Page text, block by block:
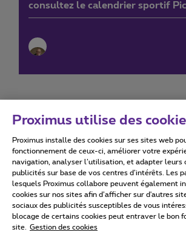
consultez le calendrier sportif
Conditions d'utilisation
Tous droits réservés. © 2026 Proximus
Conditions générales, info consommateur
Proximus utilise des
Proximus installe des cookies sur ses sites web
fonctionnement de ceux-ci, améliorer votre
navigation, analyser l’utilisation, et adapter leurs
publicités sur base de vos centres d’intérêts. Les
lesquels Proximus collabore peuvent également
cookies sur nos sites afin d’afficher sur d'autres
sociaux des publicités susceptibles de vous
blocage de certains cookies peut entraver le bon
site.
Gestion des cookies